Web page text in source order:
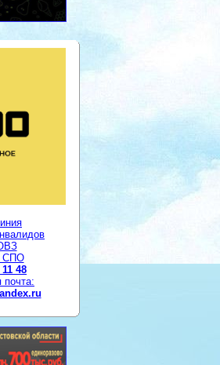
СПО
48
почта: